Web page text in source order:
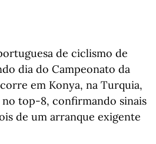
de ciclismo de
dia do Campeonato da
em Konya, na Turquia,
top-8, confirmando sinais
de um arranque exigente